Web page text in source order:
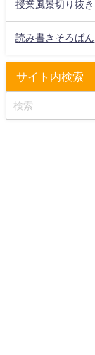
授業風景切り抜き
読み書きそろばん
サイト内検索